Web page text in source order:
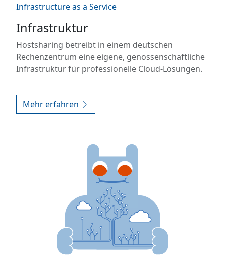
Infrastructure as a Service
Infrastruktur
Hostsharing betreibt in einem deutschen
Rechenzentrum eine eigene, genossenschaftliche
Infrastruktur für professionelle Cloud-Lösungen.
Mehr erfahren